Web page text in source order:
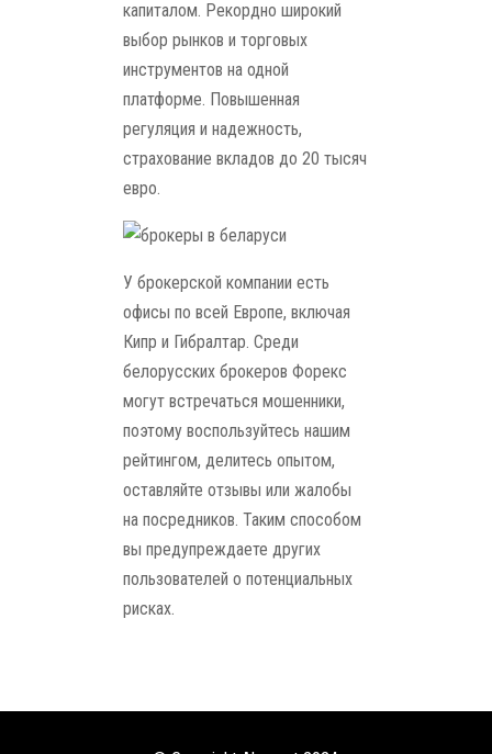
капиталом. Рекордно широкий
выбор рынков и торговых
инструментов на одной
платформе. Повышенная
регуляция и надежность,
страхование вкладов до 20 тысяч
евро.
У брокерской компании есть
офисы по всей Европе, включая
Кипр и Гибралтар. Среди
белорусских брокеров Форекс
могут встречаться мошенники,
поэтому воспользуйтесь нашим
рейтингом, делитесь опытом,
оставляйте отзывы или жалобы
на посредников. Таким способом
вы предупреждаете других
пользователей о потенциальных
рисках.